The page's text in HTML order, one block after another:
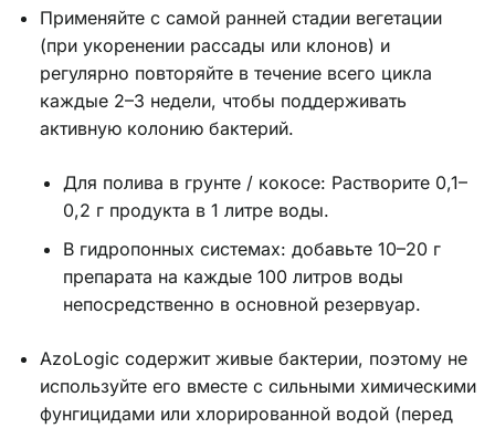
Применяйте с самой ранней стадии вегетации
(при укоренении рассады или клонов) и
регулярно повторяйте в течение всего цикла
каждые 2–3 недели, чтобы поддерживать
активную колонию бактерий.
Для полива в грунте / кокосе: Растворите 0,1–
0,2 г продукта в 1 литре воды.
В гидропонных системах: добавьте 10–20 г
препарата на каждые 100 литров воды
непосредственно в основной резервуар.
AzoLogic содержит живые бактерии, поэтому не
используйте его вместе с сильными химическими
фунгицидами или хлорированной водой (перед